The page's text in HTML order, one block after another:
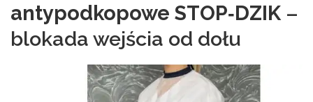
antypodkopowe STOP‑DZIK –
blokada wejścia od dołu